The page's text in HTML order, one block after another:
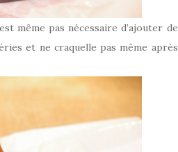
même pas nécessaire d’ajouter de
et ne craquelle pas même après